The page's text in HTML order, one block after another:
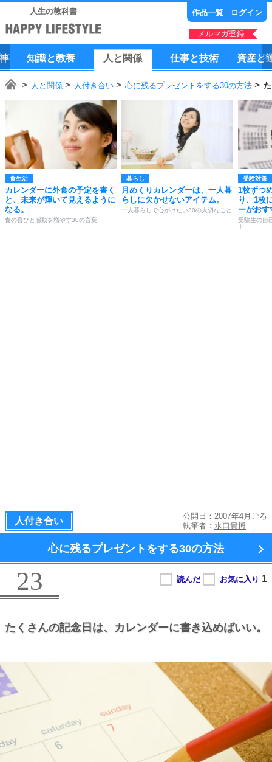
人生の教科書 作品一覧 ログイン
メルマガ登録
知識と教養 人 と 関係 仕事と技術 資産と
人と関係 人付き合い 心に残るプレゼントをする30の方法
食生活
カレンダーに外食の予定を書く
と、未来が輝いて見えるように
なる。
食の喜びと感動を増やす30の言葉
暮らし
月めくりカレンダーは、一人暮
らしに欠かせないアイテム。
一人暮らしで心がけたい30の大切なこと
受験対策
1枚ずつ
り、1枚
ーがおす
受験生の自
ト
人付き合い
公開日：2007年4月ごろ
執筆者： 水口貴博
心に残るプレゼントをする30の方法
23
たくさんの記念日は、 カレンダーに書き込めばいい。